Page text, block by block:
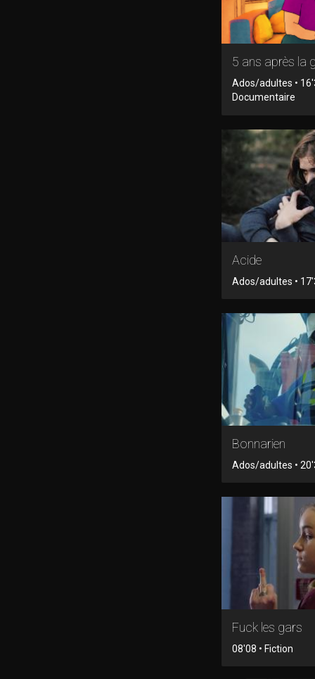
5 ans après la
Ados/adultes •
Documentaire
Acide
Ados/adultes •
Bonnarien
Ados/adultes •
Fuck les gars
08'08 • Fiction